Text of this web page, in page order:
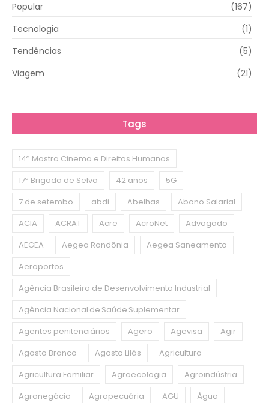
Popular
(167)
Tecnologia
(1)
Tendências
(5)
Viagem
(21)
Tags
14ª Mostra Cinema e Direitos Humanos
17ª Brigada de Selva
42 anos
5G
7 de setembo
abdi Abelhas
Abono Salarial
ACIA
ACRAT Acre AcroNet
Advogado
AEGEA
Aegea Rondônia
Aegea Saneamento
Aeroportos
Agência Brasileira de Desenvolvimento Industrial
Agência Nacional de Saúde Suplementar
Agentes penitenciários
Agero Agevisa
Agir
Agosto Branco
Agosto Lilás
Agricultura
Agricultura Familiar
Agroecologia
Agroindústria
Agronegócio
Agropecuária AGU
Água